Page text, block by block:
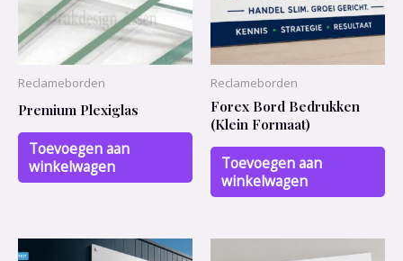
Reclameborden
Premium Plexiglas
Toevoegen aan
winkelwagen
Reclameborden
Forex Bord Bedrukken
(Klein Formaat)
Toevoegen aan
winkelwagen